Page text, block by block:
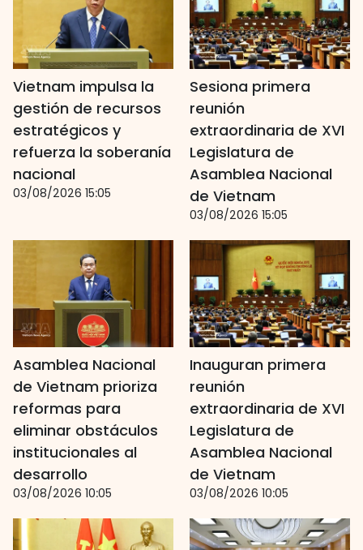
Vietnam impulsa la
gestión de recursos
estratégicos y
refuerza la soberanía
nacional
03/08/2026 15:05
Sesiona primera
reunión
extraordinaria de XVI
Legislatura de
Asamblea Nacional
de Vietnam
03/08/2026 15:05
Asamblea Nacional
de Vietnam prioriza
reformas para
eliminar obstáculos
institucionales al
desarrollo
03/08/2026 10:05
Inauguran primera
reunión
extraordinaria de XVI
Legislatura de
Asamblea Nacional
de Vietnam
03/08/2026 10:05